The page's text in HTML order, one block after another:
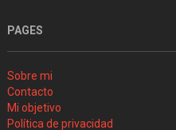
PAGES
Sobre mi
Contacto
Mi objetivo
Política de privacidad